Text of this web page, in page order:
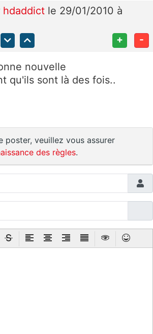
hdaddict le 29/01/2010 à
+ -
nouvelle
qu'ils sont là des fois..
poster, veuillez vous assurer
des règles.